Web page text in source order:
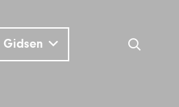
Gidsen